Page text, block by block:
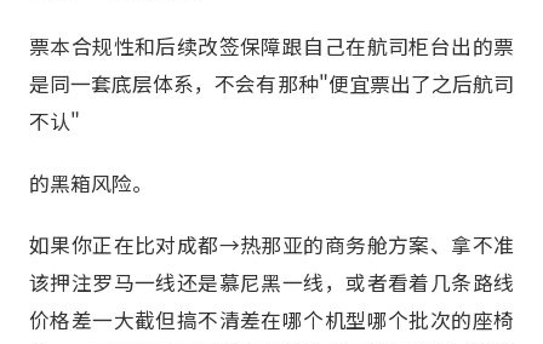
票本合规性和后续改签保障跟自己在航司柜台出的票
是同一套底层体系，不会有那种"便宜票出了之后航司
不认"
的黑箱风险。
如果你正在比对成都→热那亚的商务舱方案、拿不准
该押注罗马一线还是慕尼黑一线，或者看着几条路线
价格差一大截但搞不清差在哪个机型哪个批次的座椅